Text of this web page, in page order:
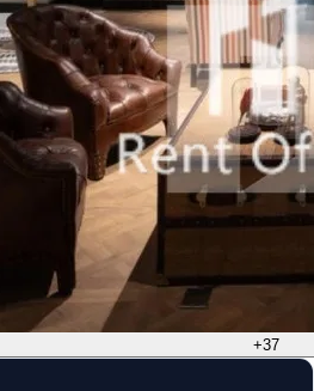
+37